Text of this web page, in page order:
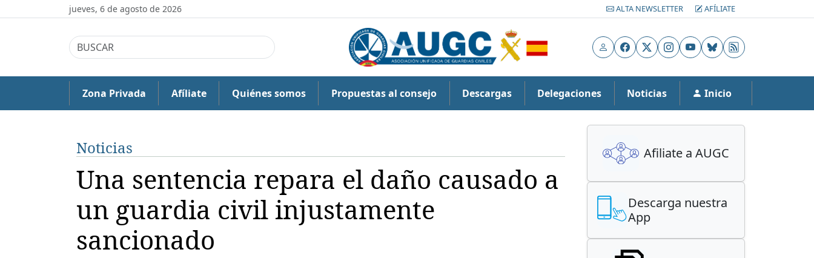
jueves, 6 de agosto de 2026 ALTA NEWSLETTER AFÍLIATE
UsuarioFacebook
X Instagram
YouTubeBluesky
RSS
Zona Privada Afíliate Quiénes somos Propuestas al consejo Descargas Delegaciones Noticias Inicio
Noticias
Una sentencia repara el daño causado a
un guardia civil injustamente
sancionado
Afiliate a AUGC
Descarga nuestra
App